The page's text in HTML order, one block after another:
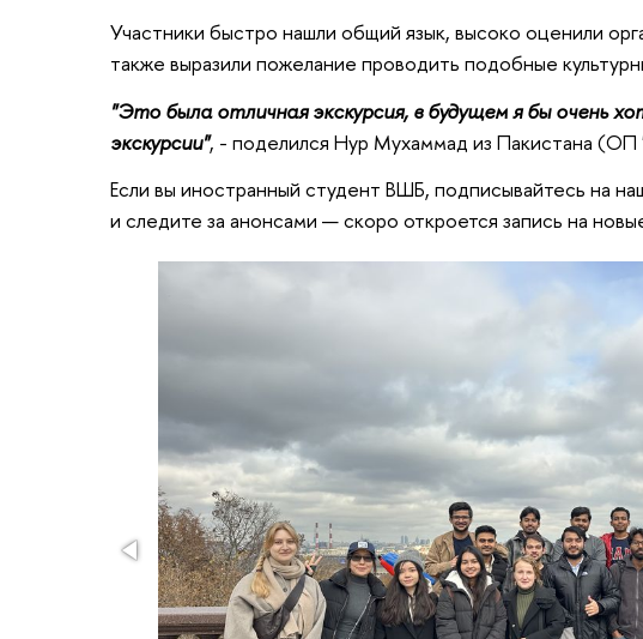
Участники быстро нашли общий язык, высоко оценили
также выразили пожелание проводить подобные
"Это была отличная экскурсия, в будущем я бы очень
экскурсии", - поделился Нур Мухаммад из Пакистана
Если вы иностранный студент ВШБ, подписывайтесь на
и следите за анонсами — скоро откроется запись на